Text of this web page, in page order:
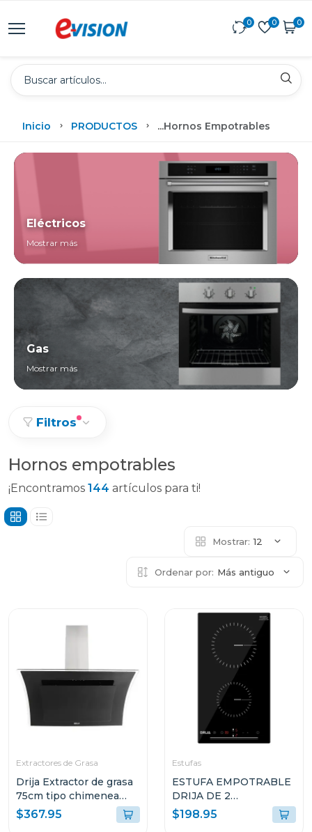
0 0 0
Inicio PRODUCTOS ...Hornos Empotrables
Eléctricos
Mostrar más
Gas
Mostrar más
Filtros
Hornos empotrables
¡Encontramos 144 artículos para ti!
Mostrar: 12
Ordenar por: Más antiguo
Extractores de Grasa
Drija Extractor de grasa
75cm tipo chimenea
diamonds
$367.95
Estufas
ESTUFA EMPOTRABLE
DRIJA DE 2
QUEMADORES
ELÉCTRICOS
$198.95